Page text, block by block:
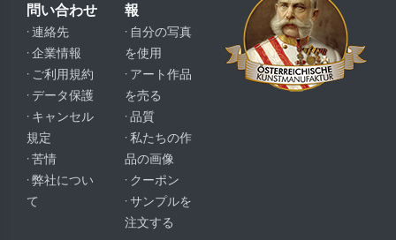
問い合わせ
· 連絡先
· 企業情報
· ご利用規約
· データ保護
· キャンセル
規定
· 苦情
· 弊社につい
て
報
· 自分の写真
を使用
· アート作品
を売る
· 品質
· 私たちの作
品の画像
· クーポン
· サンプルを
注文する